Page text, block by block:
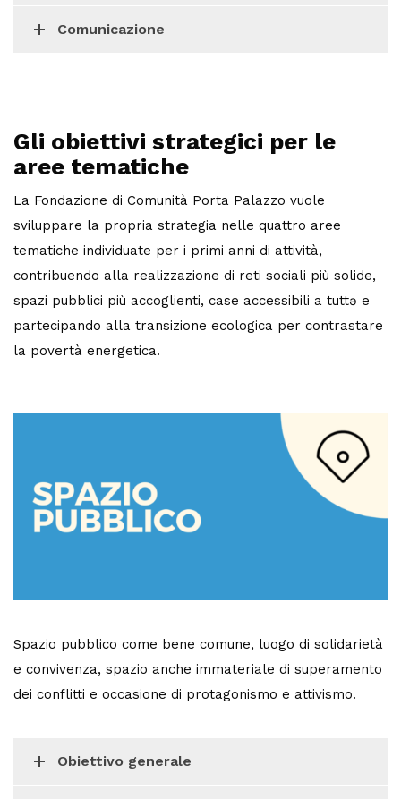
Comunicazione
Gli obiettivi strategici per le
aree tematiche
La Fondazione di Comunità Porta Palazzo vuole
sviluppare la propria strategia nelle quattro aree
tematiche individuate per i primi anni di attività,
contribuendo alla realizzazione di reti sociali più solide,
spazi pubblici più accoglienti, case accessibili a tuttə e
partecipando alla transizione ecologica per contrastare
la povertà energetica.
Spazio pubblico come bene comune, luogo di solidarietà
e convivenza, spazio anche immateriale di superamento
dei conflitti e occasione di protagonismo e attivismo.
Obiettivo generale